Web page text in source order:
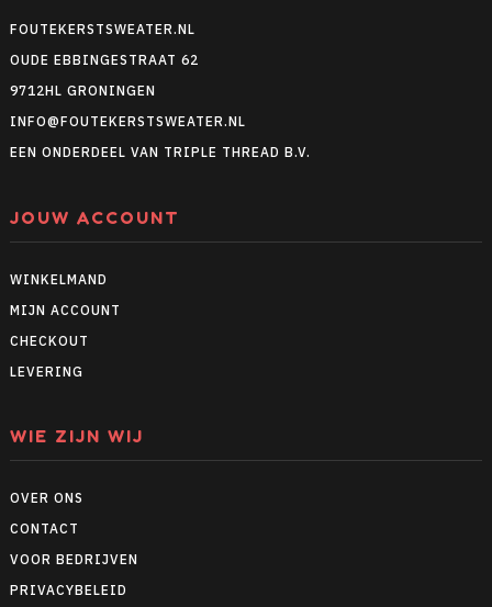
FOUTEKERSTSWEATER.NL
OUDE EBBINGESTRAAT 62
9712HL GRONINGEN
INFO@FOUTEKERSTSWEATER.NL
EEN ONDERDEEL VAN TRIPLE THREAD B.V.
JOUW ACCOUNT
WINKELMAND
MIJN ACCOUNT
CHECKOUT
LEVERING
WIE ZIJN WIJ
OVER ONS
CONTACT
VOOR BEDRIJVEN
PRIVACYBELEID